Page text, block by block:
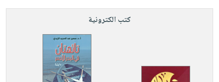
كتب الكترونية